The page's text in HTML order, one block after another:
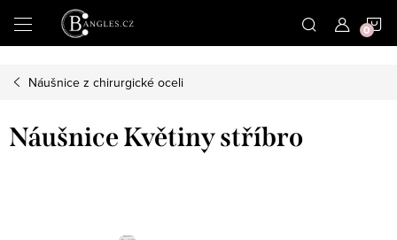
Přejít
na
Náušnice z chirurgické oceli
Náušnice Květiny stříbro